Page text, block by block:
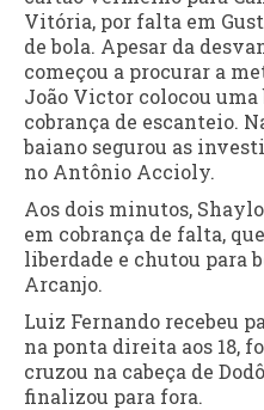
Vitória, por falta em
de bola. Apesar da
começou a procurar a
João Victor colocou uma
cobrança de escanteio.
baiano segurou as
no Antônio Accioly.
Aos dois minutos,
em cobrança de falta,
liberdade e chutou para
Arcanjo.
Luiz Fernando recebeu
na ponta direita aos 18,
cruzou na cabeça de
finalizou para fora.